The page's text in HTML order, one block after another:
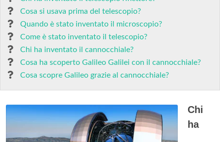
Cosa si usava prima del telescopio?
Quando è stato inventato il microscopio?
Come è stato inventato il telescopio?
Chi ha inventato il cannocchiale?
Cosa ha scoperto Galileo Galilei con il cannocchiale?
Cosa scopre Galileo grazie al cannocchiale?
Chi
ha